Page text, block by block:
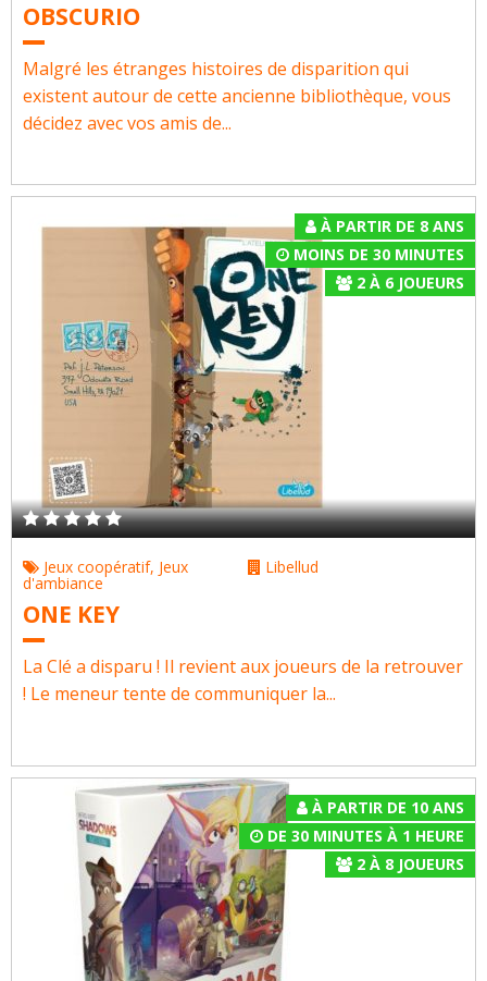
OBSCURIO
Malgré les étranges histoires de disparition qui
existent autour de cette ancienne bibliothèque, vous
décidez avec vos amis de...
À PARTIR DE 8 ANS
MOINS DE 30 MINUTES
2À 6JOUEURS
Jeux coopératif, Jeux
d'ambiance
Libellud
ONE KEY
La Clé a disparu ! Il revient aux joueurs de la retrouver
! Le meneur tente de communiquer la...
À PARTIR DE 10 ANS
DE 30 MINUTES À 1 HEURE
2À 8JOUEURS